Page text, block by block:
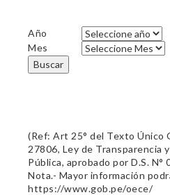
Año
Mes
Buscar
(Ref: Art 25° del Texto Único
27806, Ley de Transparencia
Pública, aprobado por D.S. N°
Nota.- Mayor información
https://www.gob.pe/oece/